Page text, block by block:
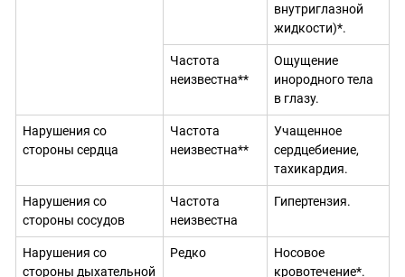
внутриглазной
жидкости)*.
Частота
неизвестна**
Ощущение
инородного тела
в глазу.
Нарушения со
стороны сердца
Частота
неизвестна**
Учащенное
сердцебиение,
тахикардия.
Нарушения со
стороны сосудов
Частота
неизвестна
Гипертензия.
Нарушения со
стороны дыхательной
Редко
Носовое
кровотечение*.